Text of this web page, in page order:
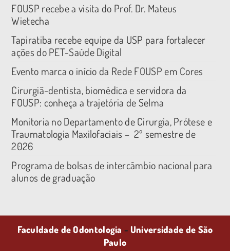
FOUSP recebe a visita do Prof. Dr. Mateus
Wietecha
Tapiratiba recebe equipe da USP para fortalecer
ações do PET-Saúde Digital
Evento marca o início da Rede FOUSP em Cores
Cirurgiã-dentista, biomédica e servidora da
FOUSP: conheça a trajetória de Selma
Monitoria no Departamento de Cirurgia, Prótese e
Traumatologia Maxilofaciais – 2º semestre de
2026
Programa de bolsas de intercâmbio nacional para
alunos de graduação
Faculdade de Odontologia - Universidade de São
Paulo